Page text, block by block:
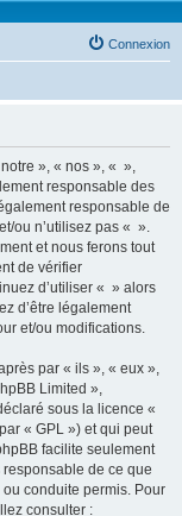
Connexion
», « nos », « »,
responsable des
responsable de
ou n’utilisez pas « ».
et nous ferons tout
de vérifier
d’utiliser « » alors
d’être légalement
et/ou modifications.
par « ils », « eux »,
Limited »,
sous la licence «
« GPL ») et qui peut
facilite seulement
responsable de ce que
conduite permis. Pour
consulter :